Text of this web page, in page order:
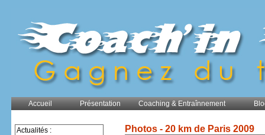
Accueil Présentation Coaching & Entraînnement
Actualités : Photos - 20 km de Paris 2009